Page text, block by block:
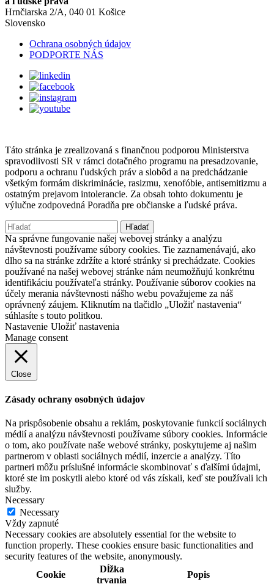
Hrnčiarska 2/A, 040 01 Košice
Slovensko
Ochrana osobných údajov
PODPORTE NÁS
Táto stránka je zrealizovaná s finančnou podporou Ministerstva
spravodlivosti SR v rámci dotačného programu na presadzovanie,
podporu a ochranu ľudských práv a slobôd a na predchádzanie
všetkým formám diskriminácie, rasizmu, xenofóbie, antisemitizmu a
ostatným prejavom intolerancie. Za obsah tohto dokumentu je
výlučne zodpovedná Poradňa pre občianske a ľudské práva.
Hľadať:
Na správne fungovanie našej webovej stránky a analýzu
návštevnosti používame súbory cookies. Tie zaznamenávajú, ako
dlho sa na stránke zdržíte a ktoré stránky si prechádzate. Cookies
používané na našej webovej stránke nám neumožňujú konkrétnu
identifikáciu používateľa stránky. Používanie súborov cookies na
účely merania návštevnosti nášho webu považujeme za náš
oprávnený záujem. Kliknutím na tlačidlo „Uložiť nastavenia“
súhlasíte s touto politkou.
Nastavenie Uložiť nastavenia
Manage consent
Close
Zásady ochrany osobných údajov
Na prispôsobenie obsahu a reklám, poskytovanie funkcií sociálnych
médií a analýzu návštevnosti používame súbory cookies. Informácie
o tom, ako používate naše webové stránky, poskytujeme aj našim
partnerom v oblasti sociálnych médií, inzercie a analýzy. Títo
partneri môžu príslušné informácie skombinovať s ďalšími údajmi,
ktoré ste im poskytli alebo ktoré od vás získali, keď ste používali ich
služby.
Necessary
Necessary
Vždy zapnuté
Necessary cookies are absolutely essential for the website to
function properly. These cookies ensure basic functionalities and
security features of the website, anonymously.
Cookie
Dĺžka
trvania
Popis